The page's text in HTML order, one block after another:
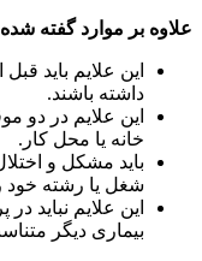
علاوه بر موارد گفته
داشته باشند.
این علایم در دو
خانه یا محل کار.
باید مشکل و
شغل یا رشته خود
این علایم نباید
بیماری دیگر